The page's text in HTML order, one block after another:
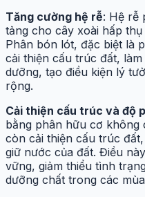
Tăng cường hệ rễ: Hệ rễ
tảng cho cây xoài hấp
Phân bón lót, đặc biệt là
cải thiện cấu trúc đất,
dưỡng, tạo điều kiện lý
rộng.
Cải thiện cấu trúc và độ
bằng phân hữu cơ không
còn cải thiện cấu trúc
giữ nước của đất. Điều
vững, giảm thiểu tình
dưỡng chất trong các